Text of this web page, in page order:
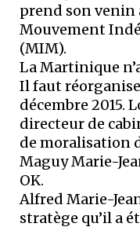
prend son venin
Mouvement
(MIM).
La Martinique
Il faut
décembre 2015.
directeur de
de moralisation
Maguy Marie-
OK.
Alfred Marie-
stratège qu’il a